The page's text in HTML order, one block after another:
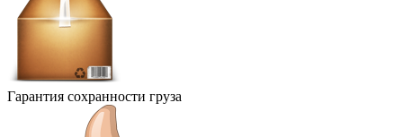
Гарантия сохранности груза